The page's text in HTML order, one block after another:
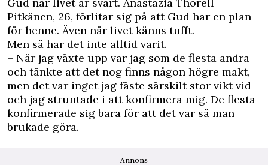
Pitkänen, 26, förlitar sig på att Gud har en plan
för henne. Även när livet känns tufft.
Men så har det inte alltid varit.
– När jag växte upp var jag som de flesta andra
och tänkte att det nog finns någon högre makt,
men det var inget jag fäste särskilt stor vikt vid
och jag struntade i att konfirmera mig. De flesta
konfirmerade sig bara för att det var så man
brukade göra.
Annons